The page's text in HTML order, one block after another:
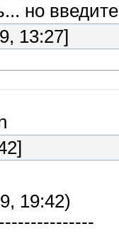
но
13:27]
19:42)